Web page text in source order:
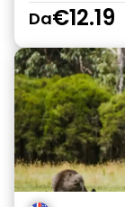
Da€12.19